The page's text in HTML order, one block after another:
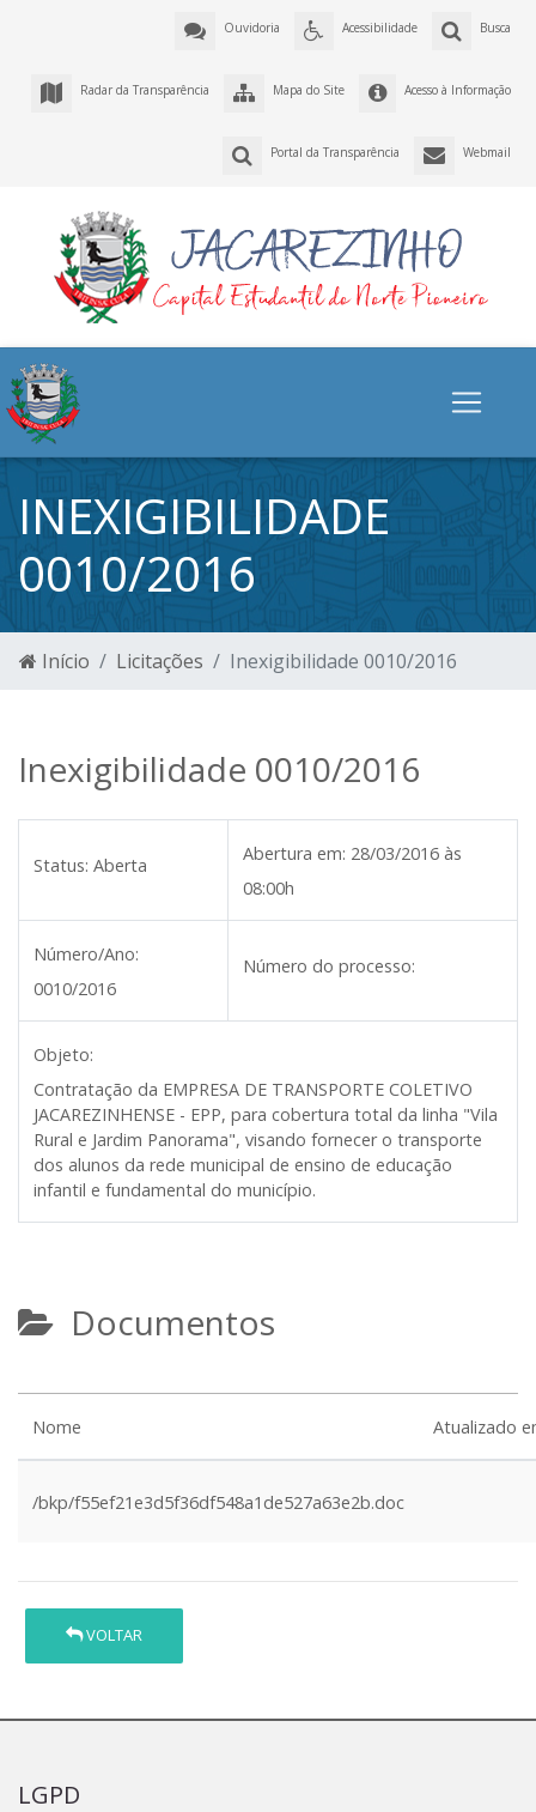
Busca
Acessibilidade
Ouvidoria
Acesso à Informação
Mapa do Site
Radar da Transparência
Webmail
Portal da Transparência
INEXIGIBILIDADE
0010/2016
Início Licitações Inexigibilidade 0010/2016
Inexigibilidade 0010/2016
Status: Aberta
Abertura em: 28/03/2016 às
08:00h
Número/Ano:
0010/2016
Número do processo:
Objeto:
Contratação da EMPRESA DE TRANSPORTE COLETIVO
JACAREZINHENSE - EPP, para cobertura total da linha "Vila
Rural e Jardim Panorama", visando fornecer o transporte
dos alunos da rede municipal de ensino de educação
infantil e fundamental do município.
Documentos
Nome Atualizado
/bkp/f55ef21e3d5f36df548a1de527a63e2b.doc
VOLTAR
LGPD